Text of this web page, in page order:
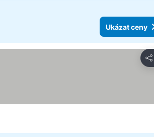
Ukázat ceny